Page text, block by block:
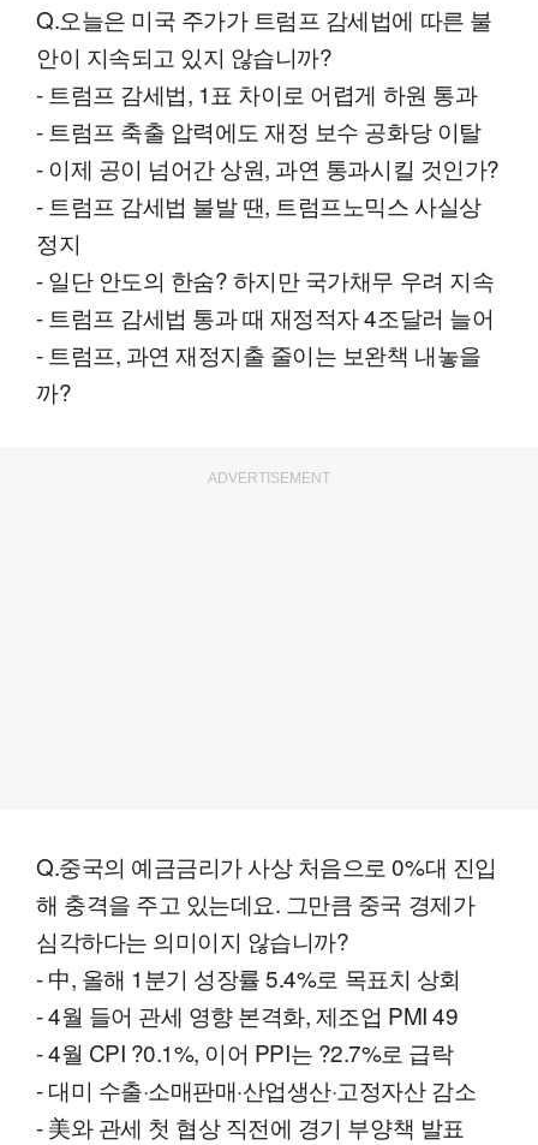
Q.오늘은 미국 주가가 트럼프 감세법에 따른 불
안이 지속되고 있지 않습니까?
- 트럼프 감세법, 1표 차이로 어렵게 하원 통과
- 트럼프 축출 압력에도 재정 보수 공화당 이탈
- 이제 공이 넘어간 상원, 과연 통과시킬 것인가?
- 트럼프 감세법 불발 땐, 트럼프노믹스 사실상
정지
- 일단 안도의 한숨? 하지만 국가채무 우려 지속
- 트럼프 감세법 통과 때 재정적자 4조달러 늘어
- 트럼프, 과연 재정지출 줄이는 보완책 내놓을
까?
ADVERTISEMENT
Q.중국의 예금금리가 사상 처음으로 0%대 진입
해 충격을 주고 있는데요. 그만큼 중국 경제가
심각하다는 의미이지 않습니까?
- 中, 올해 1분기 성장률 5.4%로 목표치 상회
- 4월 들어 관세 영향 본격화, 제조업 PMI 49
- 4월 CPI ?0.1%, 이어 PPI는 ?2.7%로 급락
- 대미 수출·소매판매·산업생산·고정자산 감소
- 美와 관세 첫 협상 직전에 경기 부양책 발표